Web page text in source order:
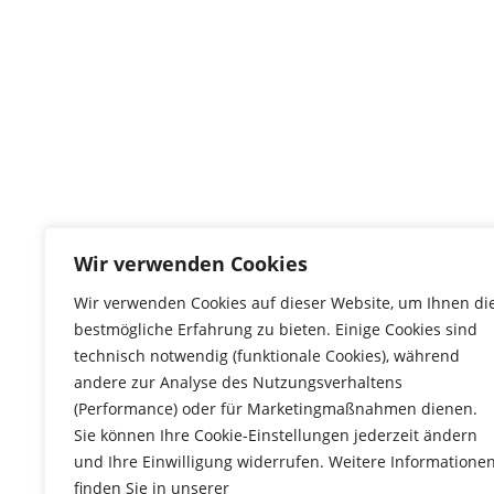
Wir verwenden Cookies
Wir verwenden Cookies auf dieser Website, um Ihnen
bestmögliche Erfahrung zu bieten. Einige Cookies sind
technisch notwendig (funktionale Cookies), während
andere zur Analyse des Nutzungsverhaltens
(Performance) oder für Marketingmaßnahmen dienen.
Sie können Ihre Cookie-Einstellungen jederzeit ändern
und Ihre Einwilligung widerrufen. Weitere
finden Sie in unserer